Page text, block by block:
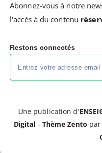
Abonnez-vous à notre
l'accès à du contenu
Restons connectés
Une publication d'
Digital - Thème Zento par
.